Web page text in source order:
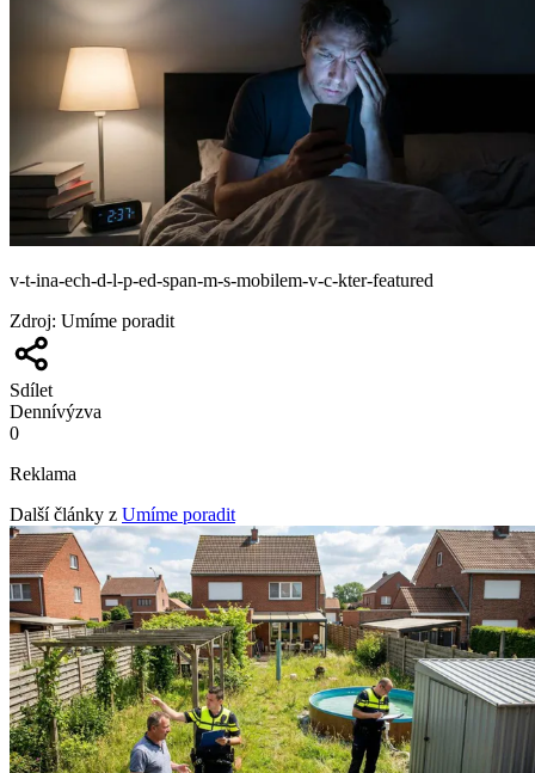
v-t-ina-ech-d-l-p-ed-span-m-s-mobilem-v-c-kter-featured
Zdroj: Umíme poradit
Sdílet
Dennívýzva
0
Reklama
Další články z Umíme poradit